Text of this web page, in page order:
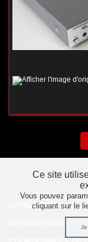
CATALOGUE
Ce site
Vous pouvez
cliquant sur le